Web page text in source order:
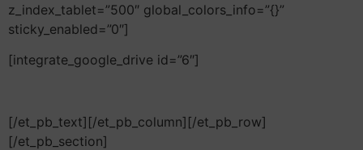
z_index_tablet=”500″ global_colors_info=”{}”
sticky_enabled=”0″]
[integrate_google_drive id=”6″]
[/et_pb_text][/et_pb_column][/et_pb_row]
[/et_pb_section]